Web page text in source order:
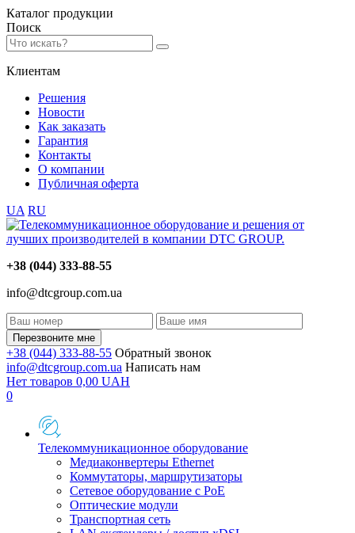
Каталог продукции
Поиск
Клиентам
Решения
Новости
Как заказать
Гарантия
Контакты
О компании
Публичная оферта
UA RU
+38 (044) 333-88-55
info@dtcgroup.com.ua
Перезвоните мне
+38 (044) 333-88-55 Обратный звонок
info@dtcgroup.com.ua Написать нам
Нет товаров 0,00 UAH
0
Телекоммуникационное оборудование
Медиаконвертеры Ethernet
Коммутаторы, маршрутизаторы
Сетевое оборудование с PoE
Оптические модули
Транспортная сеть